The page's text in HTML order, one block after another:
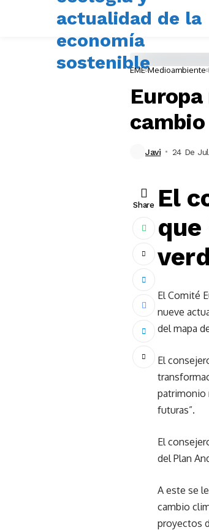
EME Medioambiente
Javi 24 De
Share El
El Comité
nueve
del mapa
El
patrimonio
futuras”.
El
del Plan
A este se
cambio
proyectos